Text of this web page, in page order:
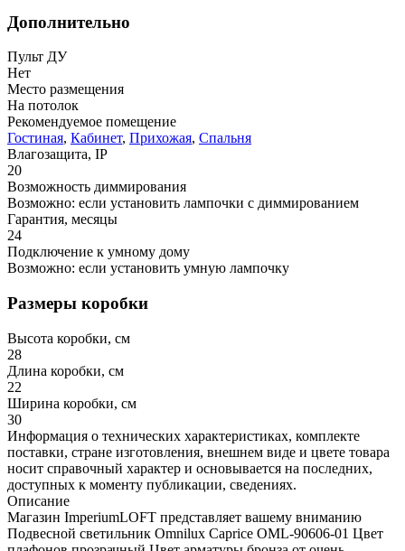
Дополнительно
Пульт ДУ
Нет
Место размещения
На потолок
Рекомендуемое помещение
Гостиная, Кабинет, Прихожая, Спальня
Влагозащита, IP
20
Возможность диммирования
Возможно: если установить лампочки с диммированием
Гарантия, месяцы
24
Подключение к умному дому
Возможно: если установить умную лампочку
Размеры коробки
Высота коробки, см
28
Длина коробки, см
22
Ширина коробки, см
30
Информация о технических характеристиках, комплекте
поставки, стране изготовления, внешнем виде и цвете товара
носит справочный характер и основывается на последних,
доступных к моменту публикации, сведениях.
Описание
Магазин ImperiumLOFT представляет вашему вниманию
Подвесной светильник Omnilux Caprice OML-90606-01 Цвет